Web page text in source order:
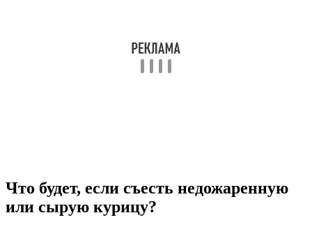
Что будет, если съесть недожаренную
или сырую курицу?